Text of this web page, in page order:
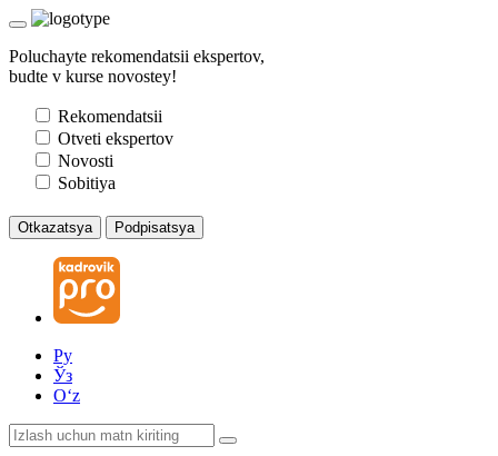
Poluchayte rekomendatsii ekspertov,
budte v kurse novostey!
Rekomendatsii
Otveti ekspertov
Novosti
Sobitiya
Otkazatsya Podpisatsya
Ру
Ўз
Oʻz